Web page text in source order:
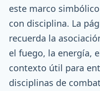
este marco
con disciplina. La
recuerda la
el fuego, la energía,
contexto útil para
disciplinas de